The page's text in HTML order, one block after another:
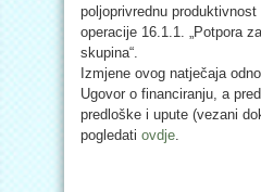
poljoprivrednu
operacije 16.1.1. „Potpora
skupina“.
Izmjene ovog natječaja
Ugovor o financiranju, a
predloške i upute (vezani
pogledati ovdje.